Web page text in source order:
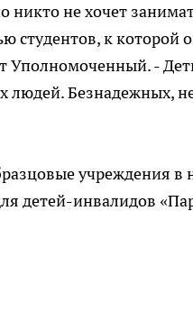
никто не хочет
студентов, к
Уполномоченный. -
людей. Безнадежных,
учреждения
детей-инвалидов